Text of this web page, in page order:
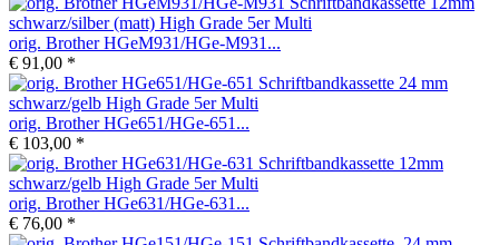
orig. Brother HGeM931/HGe-M931...
€ 91,00 *
orig. Brother HGe651/HGe-651...
€ 103,00 *
orig. Brother HGe631/HGe-631...
€ 76,00 *